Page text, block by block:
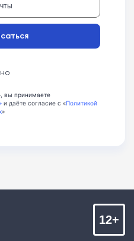
вы принимаете
и даёте согласие с «Политикой
»
12+